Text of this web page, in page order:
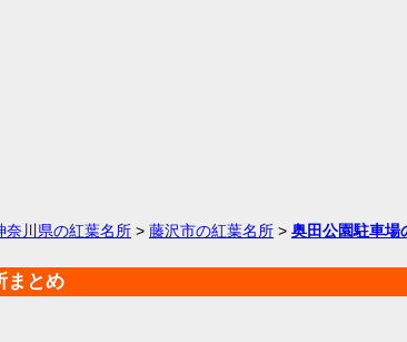
奈川県の紅葉名所 > 藤沢市の紅葉名所 > 奥田公園駐車場
まとめ